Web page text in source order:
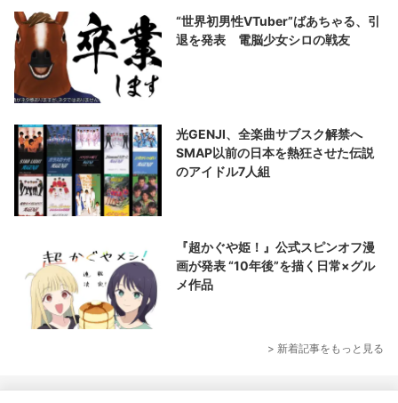
“世界初男性VTuber”ばあちゃる、引
退を発表 電脳少女シロの戦友
光GENJI、全楽曲サブスク解禁へ
SMAP以前の日本を熱狂させた伝説
のアイドル7人組
『超かぐや姫！』公式スピンオフ漫
画が発表 “10年後”を描く日常×グル
メ作品
> 新着記事をもっと見る